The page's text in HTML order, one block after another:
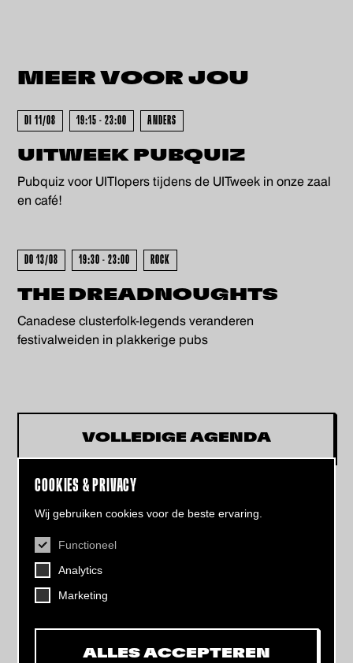
COOKIES & PRIVACY
Wij gebruiken cookies voor de beste ervaring.
Functioneel
Analytics
Marketing
ALLES ACCEPTEREN
MEER VOORJOU
DI 11/08 19:15 - 23:00 ANDERS
UITWEEK PUBQUIZ
Pubquiz voor UITlopers tijdens de UITweek in onze zaal
en café!
- UITVERKOCHT -
DO 13/08 19:30 - 23:00 ROCK
THE DREADNOUGHTS
Canadese clusterfolk-legends veranderen
festivalweiden in plakkerige pubs
VOLLEDIGE AGENDA
CONTACT
Helling 7, 3523 CB Utrecht